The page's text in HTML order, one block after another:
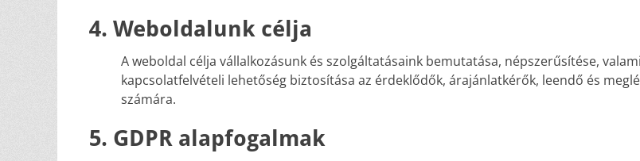
4. Weboldalunk célja
A weboldal célja vállalkozásunk és szolgáltatásaink bemutatása, népszerűsítése,
kapcsolatfelvételi lehetőség biztosítása az érdeklődők, árajánlatkérők, leendő és
számára.
5. GDPR alapfogalmak